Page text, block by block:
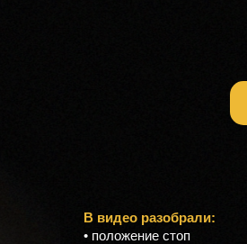
В видео разобрали:
• положение стоп